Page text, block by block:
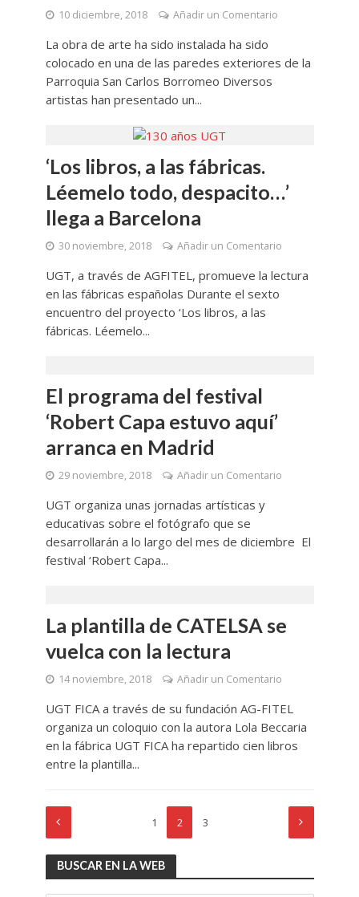
10 diciembre, 2018 Añadir un Comentario
La obra de arte ha sido instalada ha sido
colocado en una de las paredes exteriores de la
Parroquia San Carlos Borromeo Diversos
artistas han presentado un...
‘Los libros, a las fábricas.
Léemelo todo, despacito…’
llega a Barcelona
30 noviembre, 2018 Añadir un Comentario
UGT, a través de AGFITEL, promueve la lectura
en las fábricas españolas Durante el sexto
encuentro del proyecto ‘Los libros, a las
fábricas. Léemelo...
El programa del festival
‘Robert Capa estuvo aquí’
arranca en Madrid
29 noviembre, 2018 Añadir un Comentario
UGT organiza unas jornadas artísticas y
educativas sobre el fotógrafo que se
desarrollarán a lo largo del mes de diciembre El
festival ‘Robert Capa...
La plantilla de CATELSA se
vuelca con la lectura
14 noviembre, 2018 Añadir un Comentario
UGT FICA a través de su fundación AG-FITEL
organiza un coloquio con la autora Lola Beccaria
en la fábrica UGT FICA ha repartido cien libros
entre la plantilla...
1 2 3
BUSCAR EN LA WEB